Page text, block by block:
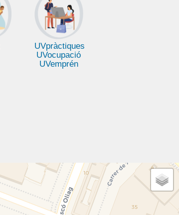
UVpràctiques
UVocupació
UVemprén